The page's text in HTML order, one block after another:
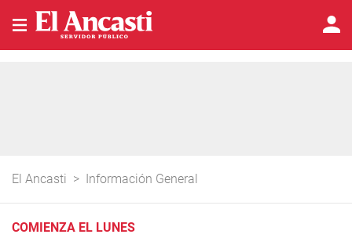
El Ancasti > Información General
COMIENZA EL LUNES